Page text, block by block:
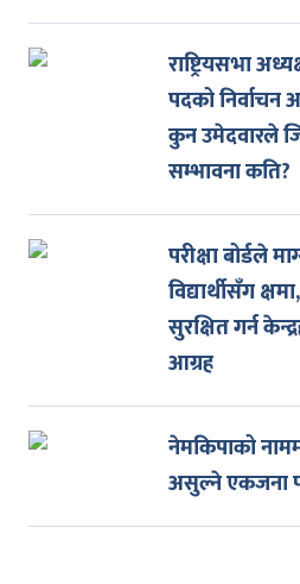
राष्ट्रियसभा
पदको
कुन उमेदवारले
सम्भावना कति?
परीक्षा बोर्डले
विद्यार्थीसँग
सुरक्षित गर्न
आग्रह
नेमकिपाको
असुल्ने एकजना